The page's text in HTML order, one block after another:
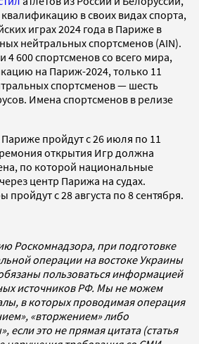
в своих видах спорта,
играх 2024 года в Париже в
нейтральных спортсменов (AIN).
4 600 спортсменов со всего мира,
на Париж-2024, только 11
спортсменов — шесть
Имена спортсменов в релизе
пройдут с 26 июля по 11
открытия Игр должна
по которой национальные
центр Парижа на судах.
с 28 августа по 8 сентября.
Роскомнадзора, при подготовке
операции на востоке Украины
пользоваться информацией
источников РФ. Мы не можем
в которых проводимая операция
«вторжением» либо
если это не прямая цитата (статья